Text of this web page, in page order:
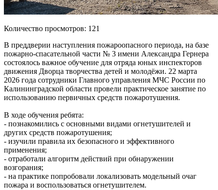
Количество просмотров: 121
В преддверии наступления пожароопасного периода, на базе
пожарно-спасательной части № 3 имени Александра Гернера
состоялось важное обучение для отряда юных инспекторов
движения Дворца творчества детей и молодёжи. 22 марта
2026 года сотрудники Главного управления МЧС России по
Калининградской области провели практическое занятие по
использованию первичных средств пожаротушения.
В ходе обучения ребята:
- познакомились с основными видами огнетушителей и
других средств пожаротушения;
- изучили правила их безопасного и эффективного
применения;
- отработали алгоритм действий при обнаружении
возгорания;
- на практике попробовали локализовать модельный очаг
пожара и воспользоваться огнетушителем.